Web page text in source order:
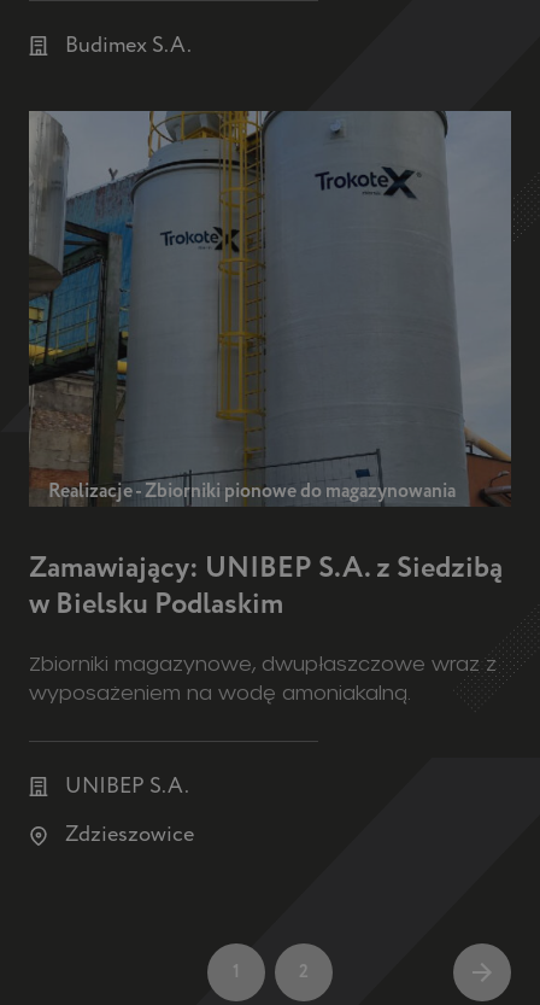
Budimex S.A.
Realizacje - Zbiorniki pionowe do magazynowania
Zamawiający: UNIBEP S.A. z Siedzibą
w Bielsku Podlaskim
Zbiorniki magazynowe, dwupłaszczowe wraz z
wyposażeniem na wodę amoniakalną.
UNIBEP S.A.
Zdzieszowice
Page
1 Page
2 Next page